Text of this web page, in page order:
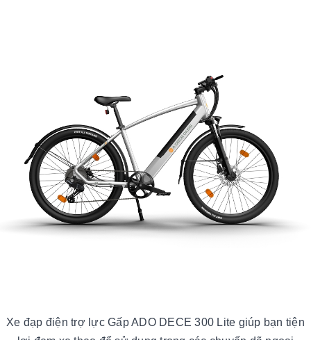
Xe đạp điện trợ lực Gấp ADO DECE 300 Lite giúp bạn tiện